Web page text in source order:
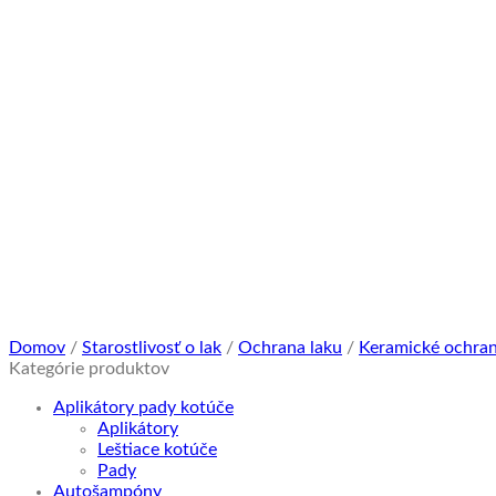
Domov / Starostlivosť o lak / Ochrana laku / Keramické
Kategórie produktov
Aplikátory pady kotúče
Aplikátory
Leštiace kotúče
Pady
Autošampóny